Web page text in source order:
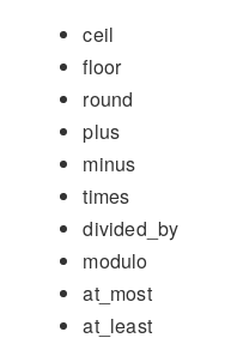
ceil
floor
round
plus
minus
times
divided_by
modulo
at_most
at_least